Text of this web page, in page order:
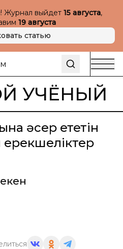
Журнал выйдет 15 августа,
19 августа
статью
УЧЁНЫЙ
әсер ететін